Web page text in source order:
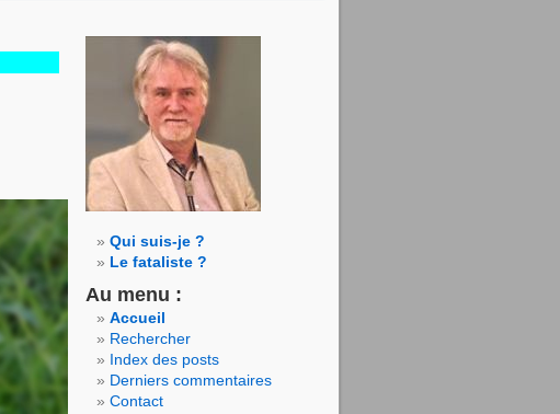
Qui suis-je ?
Le fataliste ?
Au menu :
Accueil
Rechercher
Index des posts
Derniers commentaires
Contact